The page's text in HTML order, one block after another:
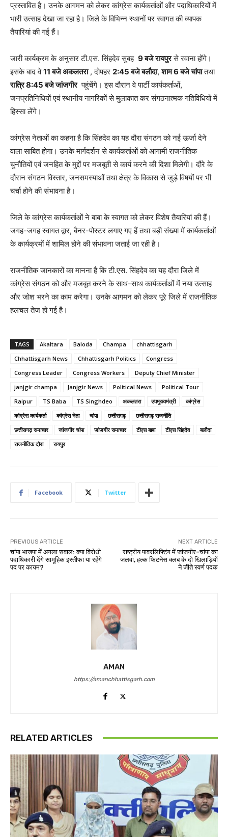
प्रस्तावित है। उनके आगमन को लेकर कांग्रेस कार्यकर्ताओं और पदाधिकारियों में
भारी उत्साह देखा जा रहा है। जिले के विभिन्न स्थानों पर स्वागत की व्यापक
तैयारियां की गई हैं।
जारी कार्यक्रम के अनुसार टी.एस. सिंहदेव सुबह 9 बजे रायपुरसे रवाना होंगे।
इसके बाद वे11 बजे अकलतरा, दोपहर 2:45 बजे बलौदा,शाम 6 बजे चांपातथा
रात्रि 8:45 बजे जांजगीरपहुंचेंगे। इस दौरान वे पार्टी कार्यकर्ताओं,
जनप्रतिनिधियों एवं स्थानीय नागरिकों से मुलाकात कर संगठनात्मक गतिविधियों में
हिस्सा लेंगे।
कांग्रेस नेताओं का कहना है कि सिंहदेव का यह दौरा संगठन को नई ऊर्जा देने
वाला साबित होगा। उनके मार्गदर्शन से कार्यकर्ताओं को आगामी राजनीतिक
चुनौतियों एवं जनहित के मुद्दों पर मजबूती से कार्य करने की दिशा मिलेगी। दौरे के
दौरान संगठन विस्तार, जनसमस्याओं तथा क्षेत्र के विकास से जुड़े विषयों पर भी
चर्चा होने की संभावना है।
जिले के कांग्रेस कार्यकर्ताओं ने बाबा के स्वागत को लेकर विशेष तैयारियां की हैं।
जगह-जगह स्वागत द्वार, बैनर-पोस्टर लगाए गए हैं तथा बड़ी संख्या में कार्यकर्ताओं
के कार्यक्रमों में शामिल होने की संभावना जताई जा रही है।
राजनीतिक जानकारों का मानना है कि टी.एस. सिंहदेव का यह दौरा जिले में
कांग्रेस संगठन को और मजबूत करने के साथ-साथ कार्यकर्ताओं में नया उत्साह
और जोश भरने का काम करेगा। उनके आगमन को लेकर पूरे जिले में राजनीतिक
हलचल तेज हो गई है।
TAGS Akaltara Baloda Champa
chhattisgarh
Chhattisgarh News
Chhattisgarh Politics
Congress
Congress Leader
Congress Workers
Deputy Chief Minister
janjgir champa
Janjgir News Political News
Political Tour
Raipur
TS Baba TS Singhdeo अकलतरा उपमुख्यमंत्री
कांग्रेस
कांग्रेस कार्यकर्ता
कांग्रेस नेता चांपा छत्तीसगढ़
छत्तीसगढ़ राजनीति
छत्तीसगढ़ समाचार
जांजगीर चांपा जांजगीर समाचार टीएस बाबा टीएस सिंहदेव
बलौदा
राजनीतिक दौरा
रायपुर
Facebook Twitter
PREVIOUS ARTICLE
चांपा भाजपा में अगला सवाल: क्या विरोधी
पदाधिकारी देंगे सामूहिक इस्तीफा या रहेंगे
पद पर कायम?
NEXT ARTICLE
राष्ट्रीय पावरलिफ्टिंग में जांजगीर-चांपा का
जलवा, हल्क फिटनेस क्लब के दो खिलाड़ियों
ने जीते स्वर्ण पदक
AMAN
https://amanchhattisgarh.com
RELATED ARTICLES